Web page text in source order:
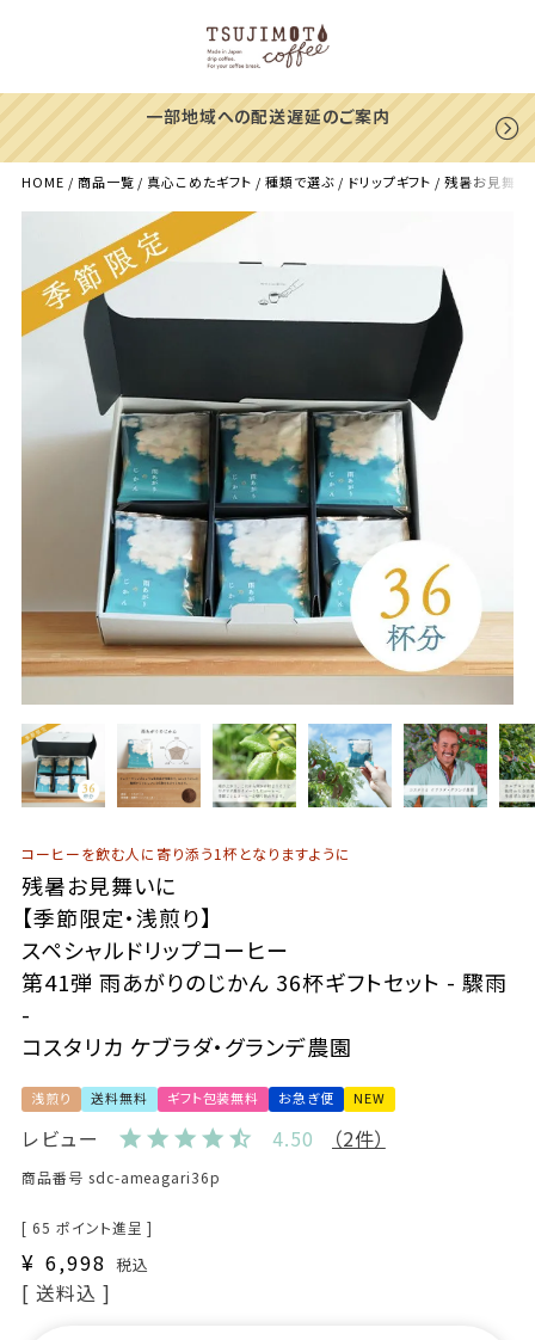
一部地域への配送遅延のご案内
HOME 商品一覧 真心こめたギフト 種類で選ぶ ドリップギフト 残暑お見舞い
コーヒーを飲む人に寄り添う1杯となりますように
残暑お見舞いに
【季節限定・浅煎り】
スペシャルドリップコーヒー
第41弾 雨あがりのじかん 36杯ギフトセット - 驟雨
-
コスタリカ ケブラダ・グランデ農園
浅煎り 送料無料 ギフト包装無料 お急ぎ便 NEW
レビュー 4.50 （2件）
商品番号 sdc-ameagari36p
[ 65 ポイント進呈 ]
¥ 6,998 税込
送料込